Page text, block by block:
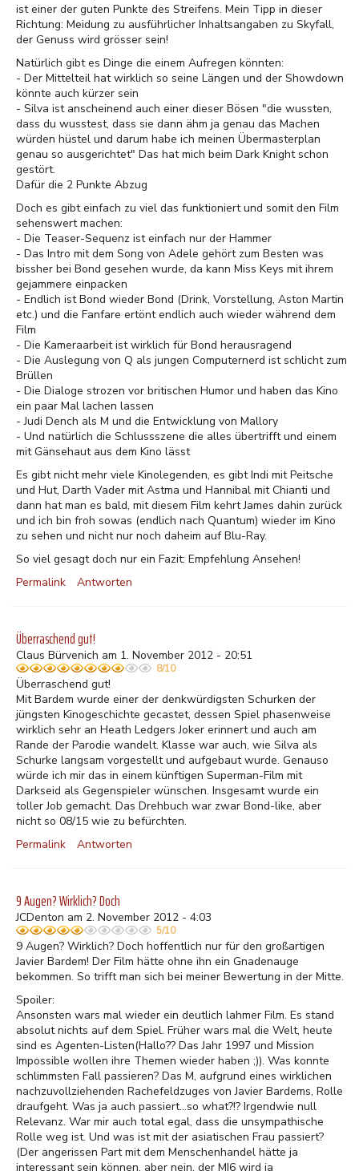
ist einer der guten Punkte des Streifens. Mein Tipp in dieser
Richtung: Meidung zu ausführlicher Inhaltsangaben zu Skyfall,
der Genuss wird grösser sein!
Natürlich gibt es Dinge die einem Aufregen könnten:
- Der Mittelteil hat wirklich so seine Längen und der Showdown
könnte auch kürzer sein
- Silva ist anscheinend auch einer dieser Bösen "die wussten,
dass du wusstest, dass sie dann ähm ja genau das Machen
würden hüstel und darum habe ich meinen Übermasterplan
genau so ausgerichtet" Das hat mich beim Dark Knight schon
gestört.
Dafür die 2 Punkte Abzug
Doch es gibt einfach zu viel das funktioniert und somit den Film
sehenswert machen:
- Die Teaser-Sequenz ist einfach nur der Hammer
- Das Intro mit dem Song von Adele gehört zum Besten was
bissher bei Bond gesehen wurde, da kann Miss Keys mit ihrem
gejammere einpacken
- Endlich ist Bond wieder Bond (Drink, Vorstellung, Aston Martin
etc.) und die Fanfare ertönt endlich auch wieder während dem
Film
- Die Kameraarbeit ist wirklich für Bond herausragend
- Die Auslegung von Q als jungen Computernerd ist schlicht zum
Brüllen
- Die Dialoge strozen vor britischen Humor und haben das Kino
ein paar Mal lachen lassen
- Judi Dench als M und die Entwicklung von Mallory
- Und natürlich die Schlussszene die alles übertrifft und einem
mit Gänsehaut aus dem Kino lässt
Es gibt nicht mehr viele Kinolegenden, es gibt Indi mit Peitsche
und Hut, Darth Vader mit Astma und Hannibal mit Chianti und
dann hat man es bald, mit diesem Film kehrt James dahin zurück
und ich bin froh sowas (endlich nach Quantum) wieder im Kino
zu sehen und nicht nur noch daheim auf Blu-Ray.
So viel gesagt doch nur ein Fazit: Empfehlung Ansehen!
Permalink
Antworten
Überraschend gut!
Claus Bürvenich am 1. November 2012 - 20:51
8/10
Überraschend gut!
Mit Bardem wurde einer der denkwürdigsten Schurken der
jüngsten Kinogeschichte gecastet, dessen Spiel phasenweise
wirklich sehr an Heath Ledgers Joker erinnert und auch am
Rande der Parodie wandelt. Klasse war auch, wie Silva als
Schurke langsam vorgestellt und aufgebaut wurde. Genauso
würde ich mir das in einem künftigen Superman-Film mit
Darkseid als Gegenspieler wünschen. Insgesamt wurde ein
toller Job gemacht. Das Drehbuch war zwar Bond-like, aber
nicht so 08/15 wie zu befürchten.
Permalink
Antworten
9 Augen? Wirklich? Doch
JCDenton am 2. November 2012 - 4:03
5/10
9 Augen? Wirklich? Doch hoffentlich nur für den großartigen
Javier Bardem! Der Film hätte ohne ihn ein Gnadenauge
bekommen. So trifft man sich bei meiner Bewertung in der Mitte.
Spoiler:
Ansonsten wars mal wieder ein deutlich lahmer Film. Es stand
absolut nichts auf dem Spiel. Früher wars mal die Welt, heute
sind es Agenten-Listen(Hallo?? Das Jahr 1997 und Mission
Impossible wollen ihre Themen wieder haben ;)). Was konnte
schlimmsten Fall passieren? Das M, aufgrund eines wirklichen
nachzuvollziehenden Rachefeldzuges von Javier Bardems, Rolle
draufgeht. Was ja auch passiert...so what?!? Irgendwie null
Relevanz. War mir auch total egal, dass die unsympathische
Rolle weg ist. Und was ist mit der asiatischen Frau passiert?
(Der angerissen Part mit dem Menschenhandel hätte ja
interessant sein können, aber nein, der MI6 wird ja